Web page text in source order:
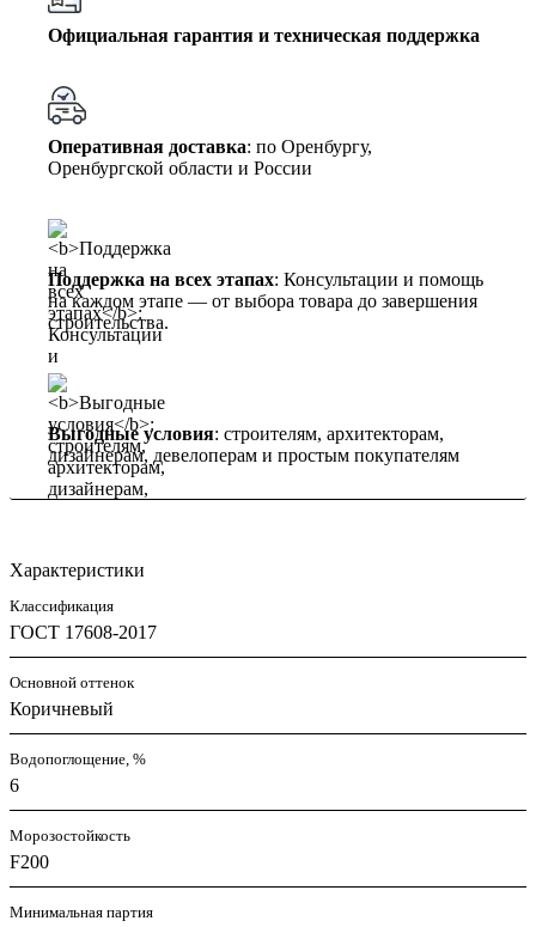
Официальная гарантия и техническая поддержка
Оперативная доставка: по Оренбургу,
Оренбургской области и России
Поддержка на всех этапах: Консультации и помощь
на каждом этапе — от выбора товара до завершения
строительства.
Выгодные условия: строителям, архитекторам,
дизайнерам, девелоперам и простым покупателям
Характеристики
Классификация
ГОСТ 17608-2017
Основной оттенок
Коричневый
Водопоглощение, %
6
Морозостойкость
F200
Минимальная партия